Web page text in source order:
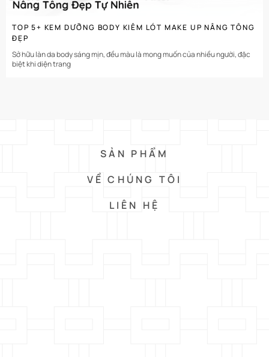
TOP 5+ KEM DƯỠNG BODY KIÊM LÓT MAKE UP NÂNG TÔNG
ĐẸP
Sở hữu làn da body sáng mịn, đều màu là mong muốn của nhiều người, đặc
biệt khi diện trang
SẢN PHẨM
VỀ CHÚNG TÔI
LIÊN HỆ